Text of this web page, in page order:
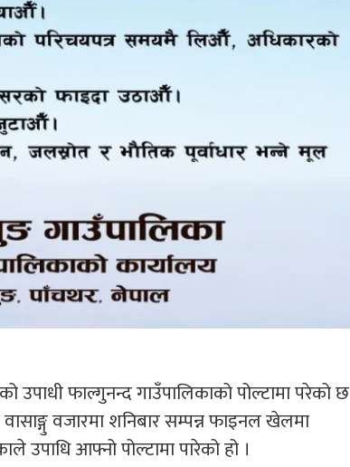
उपाधी फाल्गुनन्द गाउँपालिकाको पोल्टामा परेको छ
वजारमा शनिबार सम्पन्न फाइनल खेलमा
उपाधि आफ्नो पोल्टामा पारेको हो ।